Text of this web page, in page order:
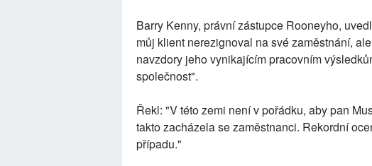
Barry Kenny, právní zástupce Rooneyho,
můj klient nerezignoval na své zaměstnání,
navzdory jeho vynikajícím pracovním
společnost".
Řekl: "V této zemi není v pořádku, aby pan
takto zacházela se zaměstnanci. Rekordní
případu."